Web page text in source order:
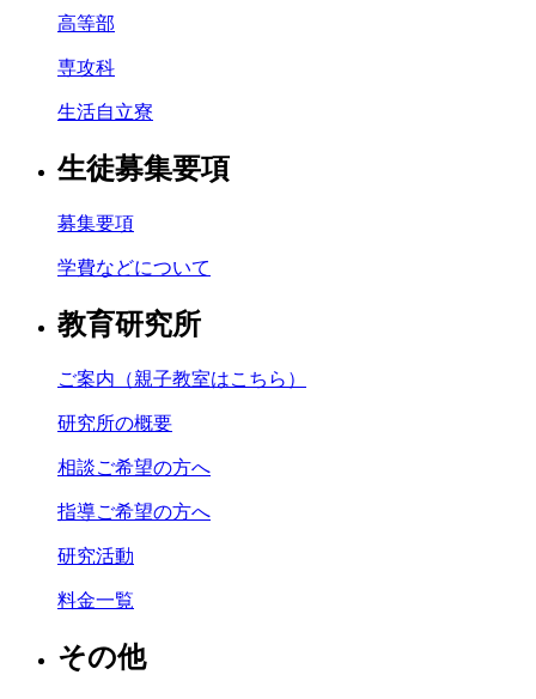
高等部
専攻科
生活自立寮
生徒募集要項
募集要項
学費などについて
教育研究所
ご案内（親子教室はこちら）
研究所の概要
相談ご希望の方へ
指導ご希望の方へ
研究活動
料金一覧
その他